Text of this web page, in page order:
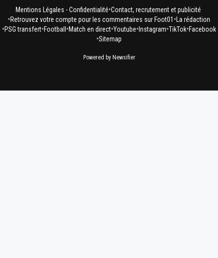
Mentions Légales - Confidentialité•Contact, recrutement et publicité
•Retrouvez votre compte pour les commentaires sur Foot01 • La rédaction
•PSG transfert•Football •Match en direct•Youtube• Instagram•TikTok•Facebook
•Sitemap
Powered by Newsifier